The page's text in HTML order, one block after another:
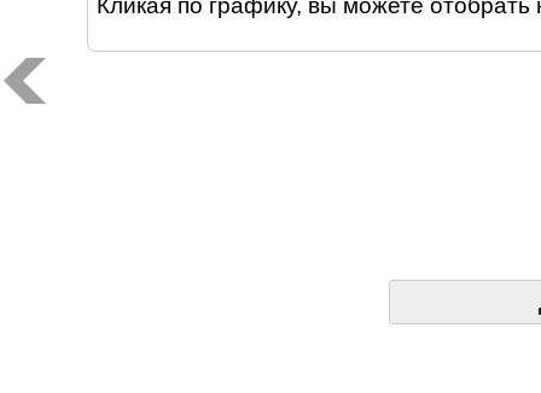
Кликая по графику, вы можете